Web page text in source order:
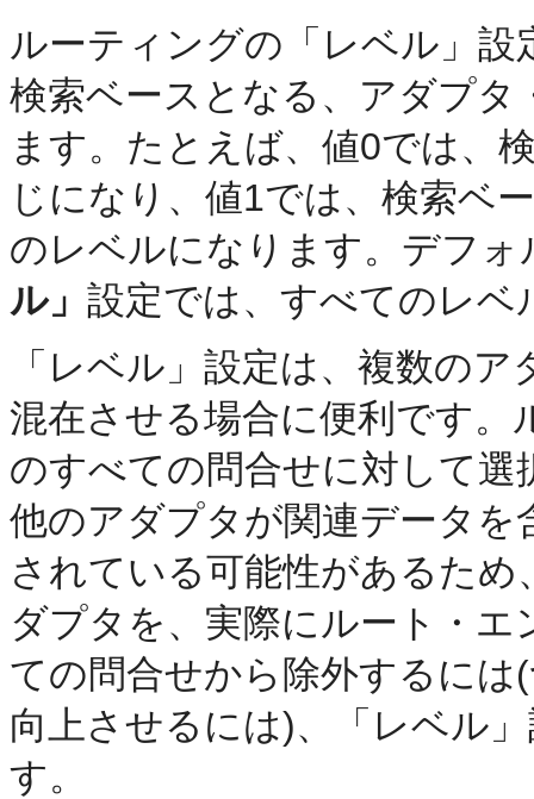
ルーティングの「レベル」
検索ベースとなる、アダプ
ます。たとえば、値0では、
じになり、値1では、検索ベ
のレベルになります。デフ
ル」 設定では、すべてのレベ
「レベル」設定は、複数の
混在させる場合に便利です
のすべての問合せに対して
他のアダプタが関連データ
されている可能性があるた
ダプタを、実際にルート・
ての問合せから除外するに
向上させるには)、「レベル
す。